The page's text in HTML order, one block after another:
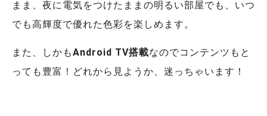
まま、夜に電気をつけたままの明るい部屋でも、いつ
でも高輝度で優れた色彩を楽しめます。
また、しかもAndroid TV搭載なのでコンテンツもと
っても豊富！どれから見ようか、迷っちゃいます！